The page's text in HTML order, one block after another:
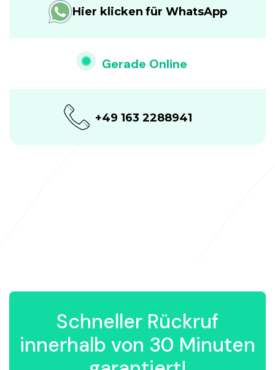
Hier klicken für WhatsApp
Gerade Online
+49 163 2288941
Schneller Rückruf
innerhalb von 30 Minuten